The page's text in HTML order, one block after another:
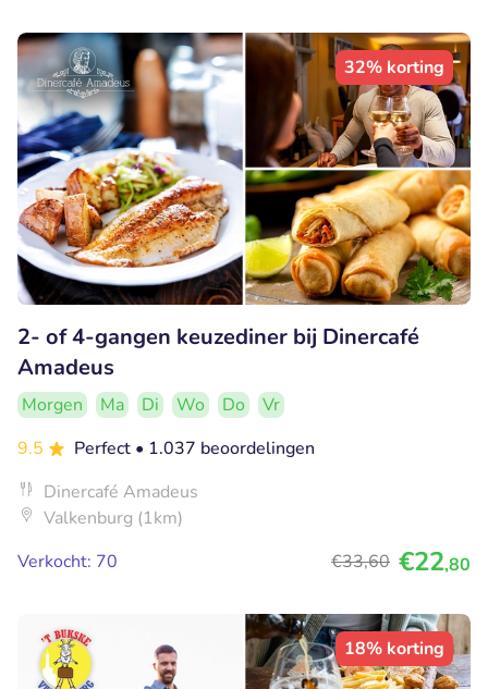
32% korting
2- of 4-gangen keuzediner bij Dinercafé
Amadeus
Morgen Ma Di Wo Do
Vr
9.5
Perfect • 1.037 beoordelingen
Dinercafé Amadeus
Valkenburg (1km)
Verkocht: 70
€33,60 €22,80
18% korting